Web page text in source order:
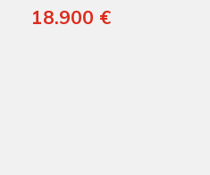
18.900 €